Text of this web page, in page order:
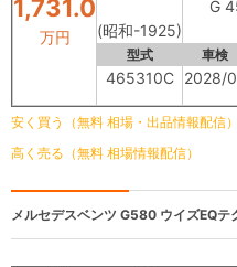
1,731.0
万円 (昭和-1925)
G
型式 車検
465310C 2028/
安く買う（無料 相場・出品情報配信）
高く売る（無料 相場情報配信）
メルセデスベンツ G580 ウイズEQテ